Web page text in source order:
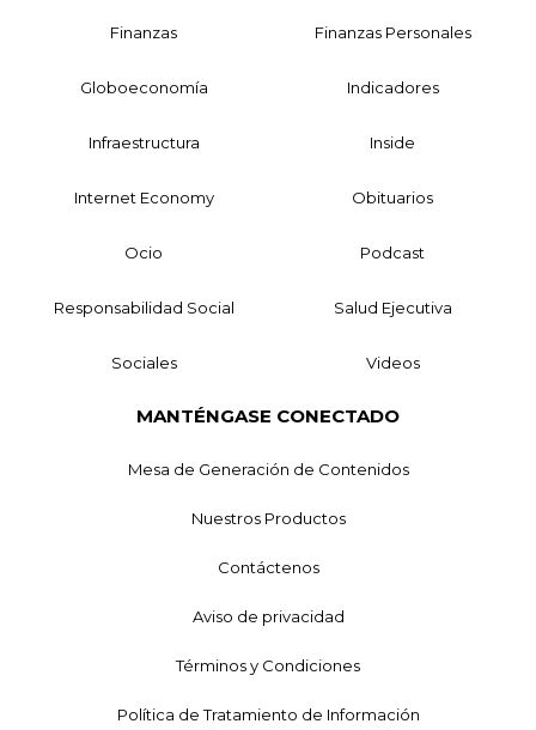
Finanzas Finanzas Personales
Globoeconomía Indicadores
Infraestructura Inside
Internet Economy Obituarios
Ocio Podcast
Responsabilidad Social Salud Ejecutiva
Sociales Videos
MANTÉNGASE CONECTADO
Mesa de Generación de Contenidos
Nuestros Productos
Contáctenos
Aviso de privacidad
Términos y Condiciones
Política de Tratamiento de Información